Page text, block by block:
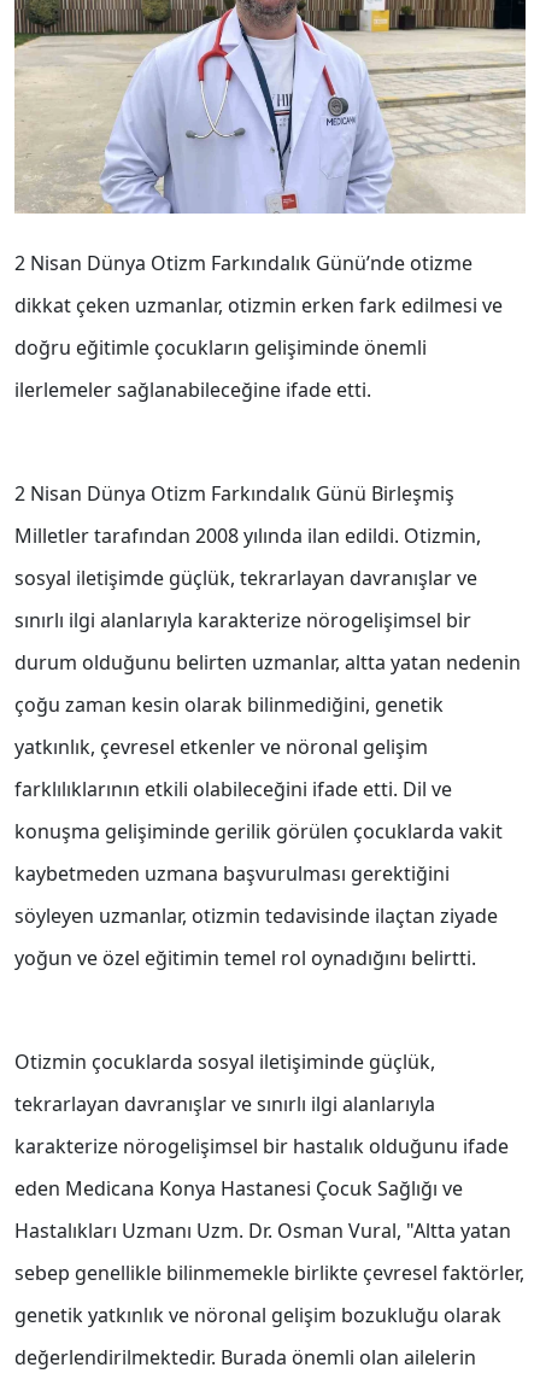
2 Nisan Dünya Otizm Farkındalık Günü’nde otizme
dikkat çeken uzmanlar, otizmin erken fark edilmesi ve
doğru eğitimle çocukların gelişiminde önemli
ilerlemeler sağlanabileceğine ifade etti.
2 Nisan Dünya Otizm Farkındalık Günü Birleşmiş
Milletler tarafından 2008 yılında ilan edildi. Otizmin,
sosyal iletişimde güçlük, tekrarlayan davranışlar ve
sınırlı ilgi alanlarıyla karakterize nörogelişimsel bir
durum olduğunu belirten uzmanlar, altta yatan nedenin
çoğu zaman kesin olarak bilinmediğini, genetik
yatkınlık, çevresel etkenler ve nöronal gelişim
farklılıklarının etkili olabileceğini ifade etti. Dil ve
konuşma gelişiminde gerilik görülen çocuklarda vakit
kaybetmeden uzmana başvurulması gerektiğini
söyleyen uzmanlar, otizmin tedavisinde ilaçtan ziyade
yoğun ve özel eğitimin temel rol oynadığını belirtti.
Otizmin çocuklarda sosyal iletişiminde güçlük,
tekrarlayan davranışlar ve sınırlı ilgi alanlarıyla
karakterize nörogelişimsel bir hastalık olduğunu ifade
eden Medicana Konya Hastanesi Çocuk Sağlığı ve
Hastalıkları Uzmanı Uzm. Dr. Osman Vural, "Altta yatan
sebep genellikle bilinmemekle birlikte çevresel faktörler,
genetik yatkınlık ve nöronal gelişim bozukluğu olarak
değerlendirilmektedir. Burada önemli olan ailelerin